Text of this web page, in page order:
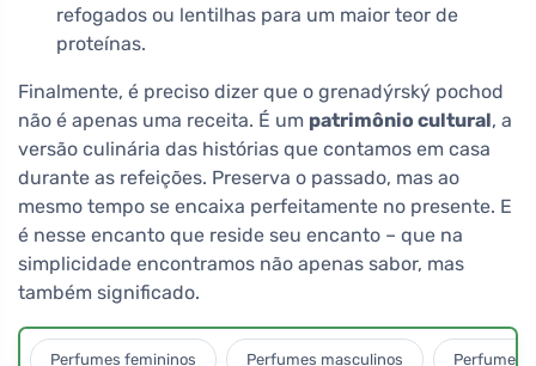
refogados ou lentilhas para um maior teor de
proteínas.
Finalmente, é preciso dizer que o grenadýrský pochod
não é apenas uma receita. É um patrimônio cultural, a
versão culinária das histórias que contamos em casa
durante as refeições. Preserva o passado, mas ao
mesmo tempo se encaixa perfeitamente no presente. E
é nesse encanto que reside seu encanto – que na
simplicidade encontramos não apenas sabor, mas
também significado.
Perfumes femininos Perfumes masculinos Perfumes